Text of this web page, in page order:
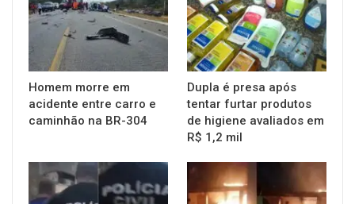
Homem morre em
acidente entre carro e
caminhão na BR-304
Dupla é presa após
tentar furtar produtos
de higiene avaliados em
R$ 1,2 mil